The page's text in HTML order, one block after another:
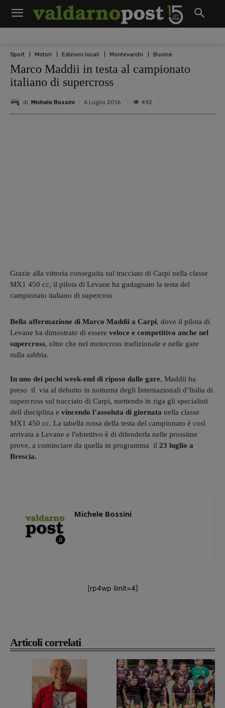
Sport Motori Edizioni locali Montevarchi Bucine
Marco Maddii in testa al campionato
italiano di supercross
di Michele Bossini 6 Luglio 2016 492
Articoli correlati
Grazie alla vittoria conseguita sul tracciato di Carpi nella classe
MX1 450 cc, il pilota di Levane ha gudagnato la testa del
campionato italiano di supercoss
Bella affermazione di Marco Maddii a Carpi, dove il pilota di
Levane ha dimostrato di essere veloce e competitivo anche nel
supercross, oltre che nel motocross tradizionale e nelle gare
sulla sabbia.
In uno dei pochi week-end di riposo dalle gare, Maddii ha
preso il via al debutto in notturna degli Internazionali d’Italia di
supercross sul tracciato di Carpi, mettendo in riga gli specialisti
dell disciplina e vincendo l’assoluta di giornata nella classe
MX1 450 cc. La tabella rossa della testa del campionato è così
arrivata a Levane e l'obiettivo è di difenderla nelle prossime
prove, a cominciare da quella in programma il 23 luglio a
Brescia.
Michele Bossini
[rp4wp limit=4]